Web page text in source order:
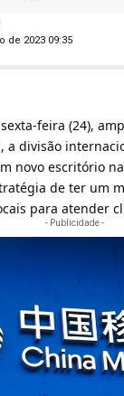
de 2023 09:35
feira (24),
a divisão
novo escritório
de ter um
para atender
- Publicidade -